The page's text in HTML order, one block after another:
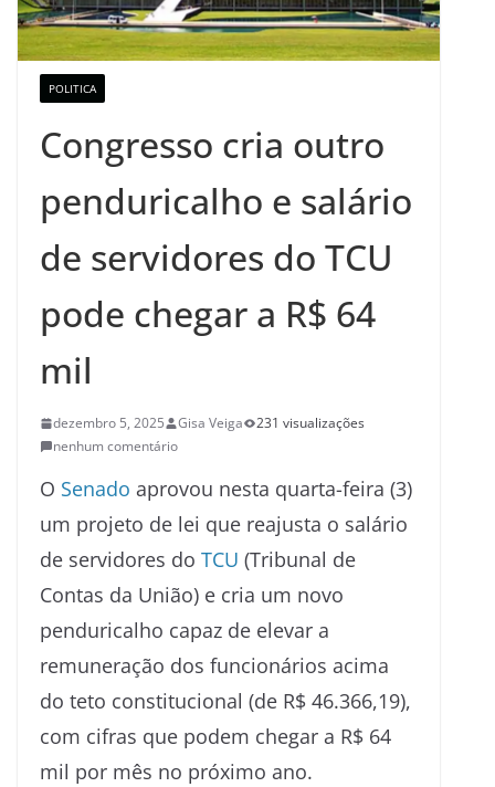
POLITICA
Congresso cria outro
penduricalho e salário
de servidores do TCU
pode chegar a R$ 64
mil
dezembro 5, 2025 Gisa Veiga
231 visualizações
nenhum comentário
O Senado aprovou nesta quarta-feira (3)
um projeto de lei que reajusta o salário
de servidores do TCU (Tribunal de
Contas da União) e cria um novo
penduricalho capaz de elevar a
remuneração dos funcionários acima
do teto constitucional (de R$ 46.366,19),
com cifras que podem chegar a R$ 64
mil por mês no próximo ano.